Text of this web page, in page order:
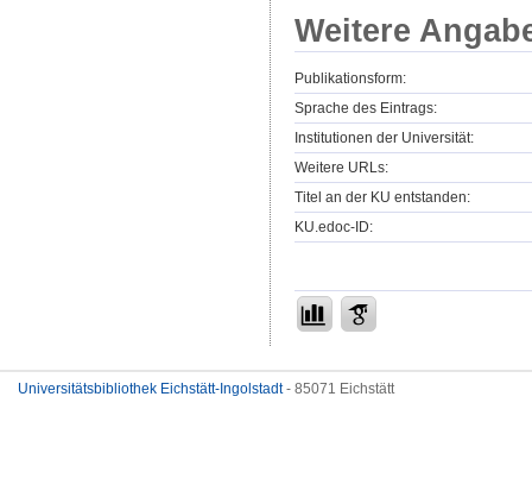
Weitere
Publikationsform:
Sprache des Eintrags:
Institutionen der Universität:
Weitere URLs:
Titel an der KU entstanden:
KU.edoc-ID:
Universitätsbibliothek Eichstätt-Ingolstadt- 85071 Eichstätt